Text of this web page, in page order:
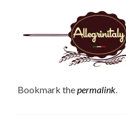
Bookmark thepermalink.